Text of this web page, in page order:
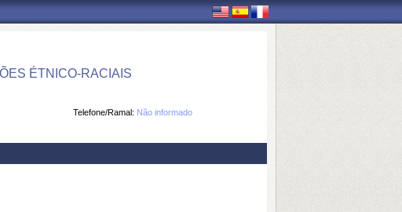
ÉTNICO-RACIAIS
Telefone/Ramal: Não informado